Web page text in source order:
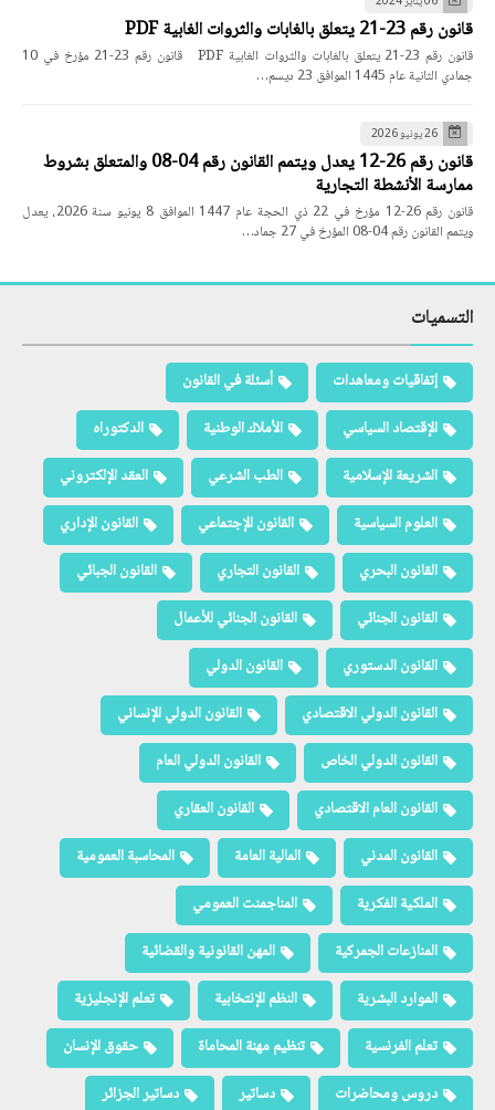
قانون رقم 23-21 يتعلق بالغابات والثروات الغابية PDF
قانون رقم 23-21 يتعلق بالغابات والثروات الغابية PDF قانون رقم 23-21 مؤرخ في 10
جمادي الثانية عام 1445 الموافق 23 ديسم…
26 يونيو 2026
قانون رقم 26-12 يعدل ويتمم القانون رقم 04-08 والمتعلق بشروط
ممارسة الأنشطة التجارية
قانون رقم 26-12 مؤرخ في 22 ذي الحجة عام 1447 الموافق 8 يونيو سنة 2026، يعدل
ويتمم القانون رقم 04-08 المؤرخ في 27 جماد…
التسميات
إتفاقيات ومعاهدات
أسئلة في القانون
الإقتصاد السياسي
الأملاك الوطنية
الدكتوراه
الشريعة الإسلامية
الطب الشرعي
العقد الإلكتروني
العلوم السياسية
القانون الإجتماعي
القانون الإداري
القانون البحري
القانون التجاري
القانون الجبائي
القانون الجنائي
القانون الجنائي للأعمال
القانون الدستوري
القانون الدولي
القانون الدولي الاقتصادي
القانون الدولي الإنساني
القانون الدولي الخاص
القانون الدولي العام
القانون العام الاقتصادي
القانون العقاري
القانون المدني
المالية العامة
المحاسبة العمومية
الملكية الفكرية
المناجمنت العمومي
المنازعات الجمركية
المهن القانونية والقضائية
الموارد البشرية
النظم الإنتخابية
تعلم الإنجليزية
تعلم الفرنسية
تنظيم مهنة المحاماة
حقوق الإنسان
دروس ومحاضرات
دساتير دساتير الجزائر